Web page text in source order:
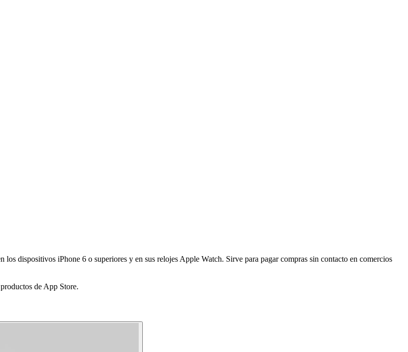
dispositivos iPhone 6 o superiores y en sus relojes Apple Watch. Sirve para pagar compras sin contacto en comercios
de App Store.